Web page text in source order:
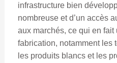
infrastructure bien
nombreuse et d’un accès
aux marchés, ce qui en
fabrication, notamment les
les produits blancs et les